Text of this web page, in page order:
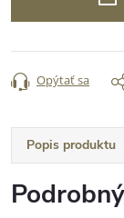
Opýtať sa
Popis produktu